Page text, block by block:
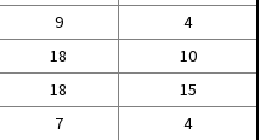
9
4
18
10
18
15
7
4